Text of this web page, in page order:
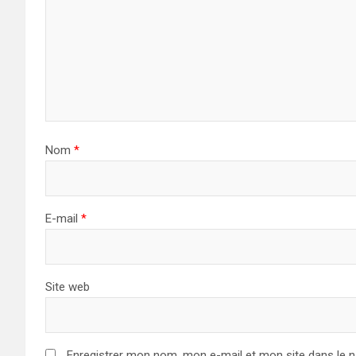
Nom *
E-mail *
Site web